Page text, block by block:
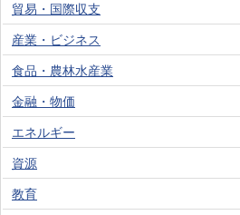
貿易・国際収支
産業・ビジネス
食品・農林水産業
金融・物価
エネルギー
資源
教育